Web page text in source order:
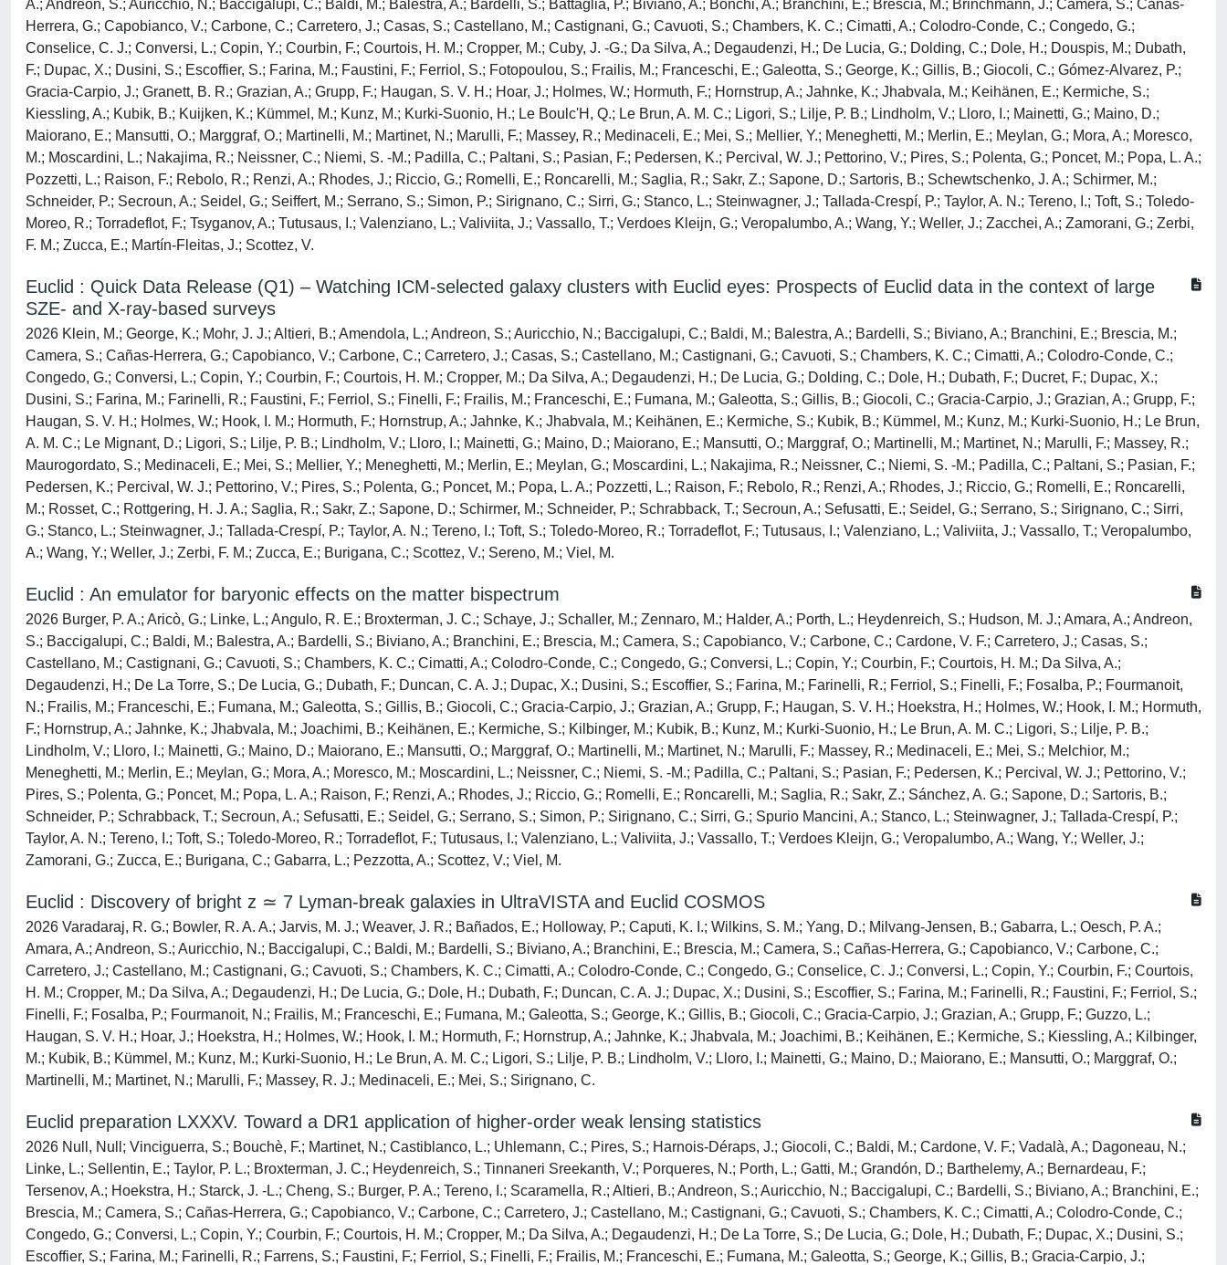
A.; Andreon, S.; Auricchio, N.; Baccigalupi, C.; Baldi, M.; Balestra, A.; Bardelli, S.; Battaglia, P.; Biviano, A.; Bonchi, A.; Branchini, E.; Brescia, M.; Brinchmann, J.; Camera, S.; Cañas-
Herrera, G.; Capobianco, V.; Carbone, C.; Carretero, J.; Casas, S.; Castellano, M.; Castignani, G.; Cavuoti, S.; Chambers, K. C.; Cimatti, A.; Colodro-Conde, C.; Congedo, G.;
Conselice, C. J.; Conversi, L.; Copin, Y.; Courbin, F.; Courtois, H. M.; Cropper, M.; Cuby, J. -G.; Da Silva, A.; Degaudenzi, H.; De Lucia, G.; Dolding, C.; Dole, H.; Douspis, M.; Dubath,
F.; Dupac, X.; Dusini, S.; Escoffier, S.; Farina, M.; Faustini, F.; Ferriol, S.; Fotopoulou, S.; Frailis, M.; Franceschi, E.; Galeotta, S.; George, K.; Gillis, B.; Giocoli, C.; Gómez-Alvarez, P.;
Gracia-Carpio, J.; Granett, B. R.; Grazian, A.; Grupp, F.; Haugan, S. V. H.; Hoar, J.; Holmes, W.; Hormuth, F.; Hornstrup, A.; Jahnke, K.; Jhabvala, M.; Keihänen, E.; Kermiche, S.;
Kiessling, A.; Kubik, B.; Kuijken, K.; Kümmel, M.; Kunz, M.; Kurki-Suonio, H.; Le Boulc'H, Q.; Le Brun, A. M. C.; Ligori, S.; Lilje, P. B.; Lindholm, V.; Lloro, I.; Mainetti, G.; Maino, D.;
Maiorano, E.; Mansutti, O.; Marggraf, O.; Martinelli, M.; Martinet, N.; Marulli, F.; Massey, R.; Medinaceli, E.; Mei, S.; Mellier, Y.; Meneghetti, M.; Merlin, E.; Meylan, G.; Mora, A.; Moresco,
M.; Moscardini, L.; Nakajima, R.; Neissner, C.; Niemi, S. -M.; Padilla, C.; Paltani, S.; Pasian, F.; Pedersen, K.; Percival, W. J.; Pettorino, V.; Pires, S.; Polenta, G.; Poncet, M.; Popa, L. A.;
Pozzetti, L.; Raison, F.; Rebolo, R.; Renzi, A.; Rhodes, J.; Riccio, G.; Romelli, E.; Roncarelli, M.; Saglia, R.; Sakr, Z.; Sapone, D.; Sartoris, B.; Schewtschenko, J. A.; Schirmer, M.;
Schneider, P.; Secroun, A.; Seidel, G.; Seiffert, M.; Serrano, S.; Simon, P.; Sirignano, C.; Sirri, G.; Stanco, L.; Steinwagner, J.; Tallada-Crespí, P.; Taylor, A. N.; Tereno, I.; Toft, S.; Toledo-
Moreo, R.; Torradeflot, F.; Tsyganov, A.; Tutusaus, I.; Valenziano, L.; Valiviita, J.; Vassallo, T.; Verdoes Kleijn, G.; Veropalumbo, A.; Wang, Y.; Weller, J.; Zacchei, A.; Zamorani, G.; Zerbi,
F. M.; Zucca, E.; Martín-Fleitas, J.; Scottez, V.
Euclid : Quick Data Release (Q1) – Watching ICM-selected galaxy clusters with Euclid eyes: Prospects of Euclid data in the context of large
SZE- and X-ray-based surveys
2026 Klein, M.; George, K.; Mohr, J. J.; Altieri, B.; Amendola, L.; Andreon, S.; Auricchio, N.; Baccigalupi, C.; Baldi, M.; Balestra, A.; Bardelli, S.; Biviano, A.; Branchini, E.; Brescia, M.;
Camera, S.; Cañas-Herrera, G.; Capobianco, V.; Carbone, C.; Carretero, J.; Casas, S.; Castellano, M.; Castignani, G.; Cavuoti, S.; Chambers, K. C.; Cimatti, A.; Colodro-Conde, C.;
Congedo, G.; Conversi, L.; Copin, Y.; Courbin, F.; Courtois, H. M.; Cropper, M.; Da Silva, A.; Degaudenzi, H.; De Lucia, G.; Dolding, C.; Dole, H.; Dubath, F.; Ducret, F.; Dupac, X.;
Dusini, S.; Farina, M.; Farinelli, R.; Faustini, F.; Ferriol, S.; Finelli, F.; Frailis, M.; Franceschi, E.; Fumana, M.; Galeotta, S.; Gillis, B.; Giocoli, C.; Gracia-Carpio, J.; Grazian, A.; Grupp, F.;
Haugan, S. V. H.; Holmes, W.; Hook, I. M.; Hormuth, F.; Hornstrup, A.; Jahnke, K.; Jhabvala, M.; Keihänen, E.; Kermiche, S.; Kubik, B.; Kümmel, M.; Kunz, M.; Kurki-Suonio, H.; Le Brun,
A. M. C.; Le Mignant, D.; Ligori, S.; Lilje, P. B.; Lindholm, V.; Lloro, I.; Mainetti, G.; Maino, D.; Maiorano, E.; Mansutti, O.; Marggraf, O.; Martinelli, M.; Martinet, N.; Marulli, F.; Massey, R.;
Maurogordato, S.; Medinaceli, E.; Mei, S.; Mellier, Y.; Meneghetti, M.; Merlin, E.; Meylan, G.; Moscardini, L.; Nakajima, R.; Neissner, C.; Niemi, S. -M.; Padilla, C.; Paltani, S.; Pasian, F.;
Pedersen, K.; Percival, W. J.; Pettorino, V.; Pires, S.; Polenta, G.; Poncet, M.; Popa, L. A.; Pozzetti, L.; Raison, F.; Rebolo, R.; Renzi, A.; Rhodes, J.; Riccio, G.; Romelli, E.; Roncarelli,
M.; Rosset, C.; Rottgering, H. J. A.; Saglia, R.; Sakr, Z.; Sapone, D.; Schirmer, M.; Schneider, P.; Schrabback, T.; Secroun, A.; Sefusatti, E.; Seidel, G.; Serrano, S.; Sirignano, C.; Sirri,
G.; Stanco, L.; Steinwagner, J.; Tallada-Crespí, P.; Taylor, A. N.; Tereno, I.; Toft, S.; Toledo-Moreo, R.; Torradeflot, F.; Tutusaus, I.; Valenziano, L.; Valiviita, J.; Vassallo, T.; Veropalumbo,
A.; Wang, Y.; Weller, J.; Zerbi, F. M.; Zucca, E.; Burigana, C.; Scottez, V.; Sereno, M.; Viel, M.
Euclid : An emulator for baryonic effects on the matter bispectrum
2026 Burger, P. A.; Aricò, G.; Linke, L.; Angulo, R. E.; Broxterman, J. C.; Schaye, J.; Schaller, M.; Zennaro, M.; Halder, A.; Porth, L.; Heydenreich, S.; Hudson, M. J.; Amara, A.; Andreon,
S.; Baccigalupi, C.; Baldi, M.; Balestra, A.; Bardelli, S.; Biviano, A.; Branchini, E.; Brescia, M.; Camera, S.; Capobianco, V.; Carbone, C.; Cardone, V. F.; Carretero, J.; Casas, S.;
Castellano, M.; Castignani, G.; Cavuoti, S.; Chambers, K. C.; Cimatti, A.; Colodro-Conde, C.; Congedo, G.; Conversi, L.; Copin, Y.; Courbin, F.; Courtois, H. M.; Da Silva, A.;
Degaudenzi, H.; De La Torre, S.; De Lucia, G.; Dubath, F.; Duncan, C. A. J.; Dupac, X.; Dusini, S.; Escoffier, S.; Farina, M.; Farinelli, R.; Ferriol, S.; Finelli, F.; Fosalba, P.; Fourmanoit,
N.; Frailis, M.; Franceschi, E.; Fumana, M.; Galeotta, S.; Gillis, B.; Giocoli, C.; Gracia-Carpio, J.; Grazian, A.; Grupp, F.; Haugan, S. V. H.; Hoekstra, H.; Holmes, W.; Hook, I. M.; Hormuth,
F.; Hornstrup, A.; Jahnke, K.; Jhabvala, M.; Joachimi, B.; Keihänen, E.; Kermiche, S.; Kilbinger, M.; Kubik, B.; Kunz, M.; Kurki-Suonio, H.; Le Brun, A. M. C.; Ligori, S.; Lilje, P. B.;
Lindholm, V.; Lloro, I.; Mainetti, G.; Maino, D.; Maiorano, E.; Mansutti, O.; Marggraf, O.; Martinelli, M.; Martinet, N.; Marulli, F.; Massey, R.; Medinaceli, E.; Mei, S.; Melchior, M.;
Meneghetti, M.; Merlin, E.; Meylan, G.; Mora, A.; Moresco, M.; Moscardini, L.; Neissner, C.; Niemi, S. -M.; Padilla, C.; Paltani, S.; Pasian, F.; Pedersen, K.; Percival, W. J.; Pettorino, V.;
Pires, S.; Polenta, G.; Poncet, M.; Popa, L. A.; Raison, F.; Renzi, A.; Rhodes, J.; Riccio, G.; Romelli, E.; Roncarelli, M.; Saglia, R.; Sakr, Z.; Sánchez, A. G.; Sapone, D.; Sartoris, B.;
Schneider, P.; Schrabback, T.; Secroun, A.; Sefusatti, E.; Seidel, G.; Serrano, S.; Simon, P.; Sirignano, C.; Sirri, G.; Spurio Mancini, A.; Stanco, L.; Steinwagner, J.; Tallada-Crespí, P.;
Taylor, A. N.; Tereno, I.; Toft, S.; Toledo-Moreo, R.; Torradeflot, F.; Tutusaus, I.; Valenziano, L.; Valiviita, J.; Vassallo, T.; Verdoes Kleijn, G.; Veropalumbo, A.; Wang, Y.; Weller, J.;
Zamorani, G.; Zucca, E.; Burigana, C.; Gabarra, L.; Pezzotta, A.; Scottez, V.; Viel, M.
Euclid : Discovery of bright z ≃ 7 Lyman-break galaxies in UltraVISTA and Euclid COSMOS
2026 Varadaraj, R. G.; Bowler, R. A. A.; Jarvis, M. J.; Weaver, J. R.; Bañados, E.; Holloway, P.; Caputi, K. I.; Wilkins, S. M.; Yang, D.; Milvang-Jensen, B.; Gabarra, L.; Oesch, P. A.;
Amara, A.; Andreon, S.; Auricchio, N.; Baccigalupi, C.; Baldi, M.; Bardelli, S.; Biviano, A.; Branchini, E.; Brescia, M.; Camera, S.; Cañas-Herrera, G.; Capobianco, V.; Carbone, C.;
Carretero, J.; Castellano, M.; Castignani, G.; Cavuoti, S.; Chambers, K. C.; Cimatti, A.; Colodro-Conde, C.; Congedo, G.; Conselice, C. J.; Conversi, L.; Copin, Y.; Courbin, F.; Courtois,
H. M.; Cropper, M.; Da Silva, A.; Degaudenzi, H.; De Lucia, G.; Dole, H.; Dubath, F.; Duncan, C. A. J.; Dupac, X.; Dusini, S.; Escoffier, S.; Farina, M.; Farinelli, R.; Faustini, F.; Ferriol, S.;
Finelli, F.; Fosalba, P.; Fourmanoit, N.; Frailis, M.; Franceschi, E.; Fumana, M.; Galeotta, S.; George, K.; Gillis, B.; Giocoli, C.; Gracia-Carpio, J.; Grazian, A.; Grupp, F.; Guzzo, L.;
Haugan, S. V. H.; Hoar, J.; Hoekstra, H.; Holmes, W.; Hook, I. M.; Hormuth, F.; Hornstrup, A.; Jahnke, K.; Jhabvala, M.; Joachimi, B.; Keihänen, E.; Kermiche, S.; Kiessling, A.; Kilbinger,
M.; Kubik, B.; Kümmel, M.; Kunz, M.; Kurki-Suonio, H.; Le Brun, A. M. C.; Ligori, S.; Lilje, P. B.; Lindholm, V.; Lloro, I.; Mainetti, G.; Maino, D.; Maiorano, E.; Mansutti, O.; Marggraf, O.;
Martinelli, M.; Martinet, N.; Marulli, F.; Massey, R. J.; Medinaceli, E.; Mei, S.; Sirignano, C.
Euclid preparation LXXXV. Toward a DR1 application of higher-order weak lensing statistics
2026 Null, Null; Vinciguerra, S.; Bouchè, F.; Martinet, N.; Castiblanco, L.; Uhlemann, C.; Pires, S.; Harnois-Déraps, J.; Giocoli, C.; Baldi, M.; Cardone, V. F.; Vadalà, A.; Dagoneau, N.;
Linke, L.; Sellentin, E.; Taylor, P. L.; Broxterman, J. C.; Heydenreich, S.; Tinnaneri Sreekanth, V.; Porqueres, N.; Porth, L.; Gatti, M.; Grandón, D.; Barthelemy, A.; Bernardeau, F.;
Tersenov, A.; Hoekstra, H.; Starck, J. -L.; Cheng, S.; Burger, P. A.; Tereno, I.; Scaramella, R.; Altieri, B.; Andreon, S.; Auricchio, N.; Baccigalupi, C.; Bardelli, S.; Biviano, A.; Branchini, E.;
Brescia, M.; Camera, S.; Cañas-Herrera, G.; Capobianco, V.; Carbone, C.; Carretero, J.; Castellano, M.; Castignani, G.; Cavuoti, S.; Chambers, K. C.; Cimatti, A.; Colodro-Conde, C.;
Congedo, G.; Conversi, L.; Copin, Y.; Courbin, F.; Courtois, H. M.; Cropper, M.; Da Silva, A.; Degaudenzi, H.; De La Torre, S.; De Lucia, G.; Dole, H.; Dubath, F.; Dupac, X.; Dusini, S.;
Escoffier, S.; Farina, M.; Farinelli, R.; Farrens, S.; Faustini, F.; Ferriol, S.; Finelli, F.; Frailis, M.; Franceschi, E.; Fumana, M.; Galeotta, S.; George, K.; Gillis, B.; Gracia-Carpio, J.;